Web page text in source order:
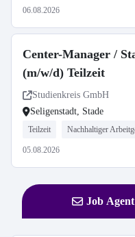
06.08.2026
Center-Manager /
(m/w/d) Teilzeit
Studienkreis GmbH
Seligenstadt, Stade
Teilzeit Nachhaltiger
05.08.2026
Job